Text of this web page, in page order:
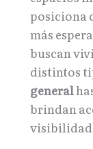
posiciona
más
buscan
distintos
general
brindan
visibilidad